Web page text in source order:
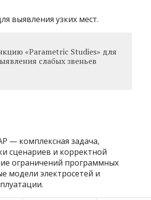
выявления узких мест.
«Parametric Studies» для
слабых звеньев
— комплексная задача,
сценариев и корректной
ограничений программных
модели электросетей и